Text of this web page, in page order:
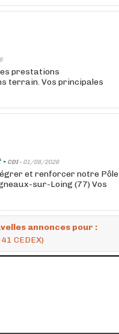
prestations
terrain. Vos principales
- CDI - 01/08/2026
et renforcer notre Pôle
sur-Loing (77) Vos
annonces pour :
CEDEX)